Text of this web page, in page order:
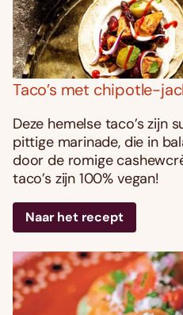
Taco’s met chipotle-
Deze hemelse taco’s zijn
pittige marinade, die in
door de romige
taco’s zijn 100% vegan!
Naar het recept